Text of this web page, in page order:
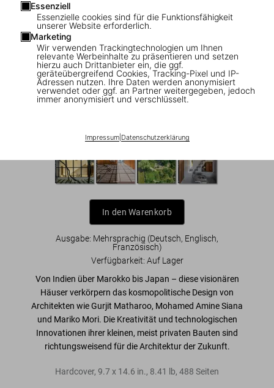
Essenziell
Essenzielle cookies sind für die Funktionsfähigkeit
unserer Website erforderlich.
Marketing
Wir verwenden Trackingtechnologien um Ihnen
relevante Werbeinhalte zu präsentieren und setzen
hierzu auch Drittanbieter ein, die ggf.
geräteübergreifend Cookies, Tracking-Pixel und IP-
Adressen nutzen. Ihre Daten werden anonymisiert
verwendet oder ggf. an Partner weitergegeben, jedoch
immer anonymisiert und verschlüsselt.
Impressum| Datenschutzerklärung
Homes For Our Time. Contemporary
Houses around the World. Vol. 3
US$ 80
In den Warenkorb
Ausgabe: Mehrsprachig (Deutsch, Englisch,
Französisch)
Verfügbarkeit: Auf Lager
Von Indien über Marokko bis Japan – diese visionären
Häuser verkörpern das kosmopolitische Design von
Architekten wieGurjit Matharoo, Mohamed Amine Siana
und Mariko Mori. Die Kreativität und technologischen
Innovationen ihrer kleinen, meist privaten Bauten sind
richtungsweisend für dieArchitektur der Zukunft.
Hardcover, 9.7 x 14.6 in., 8.41 lb, 488 Seiten